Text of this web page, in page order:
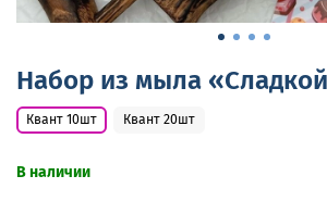
Набор из мыла
Квант 10шт Квант 20шт
В наличии